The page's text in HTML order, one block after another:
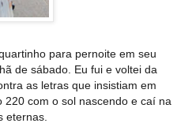
para pernoite em seu
de sábado. Eu fui e voltei da
as letras que insistiam em
com o sol nascendo e caí na
eternas.